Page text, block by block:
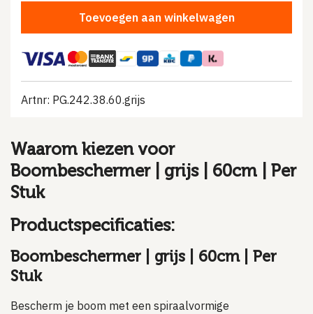
Toevoegen aan winkelwagen
Artnr: PG.242.38.60.grijs
Waarom kiezen voor
Boombeschermer | grijs | 60cm | Per
Stuk
Productspecificaties:
Boombeschermer | grijs | 60cm | Per
Stuk
Bescherm je boom met een spiraalvormige